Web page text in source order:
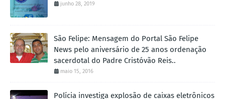
junho 28, 2019
São Felipe: Mensagem do Portal São Felipe
News pelo aniversário de 25 anos ordenação
sacerdotal do Padre Cristóvão Reis..
maio 15, 2016
Polícia investiga explosão de caixas eletrônicos